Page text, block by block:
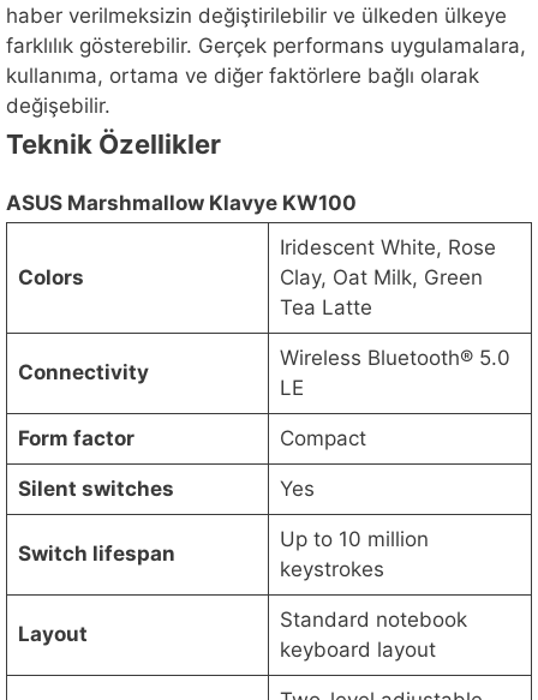
haber verilmeksizin değiştirilebilir ve ülkeden ülkeye
farklılık gösterebilir. Gerçek performans uygulamalara,
kullanıma, ortama ve diğer faktörlere bağlı olarak
değişebilir.
Teknik Özellikler
ASUS Marshmallow Klavye KW100
Colors
Iridescent White, Rose
Clay, Oat Milk, Green
Tea Latte
Connectivity
Wireless Bluetooth® 5.0
LE
Form factor Compact
Silent switches Yes
Switch lifespan
Up to 10 million
keystrokes
Layout
Standard notebook
keyboard layout